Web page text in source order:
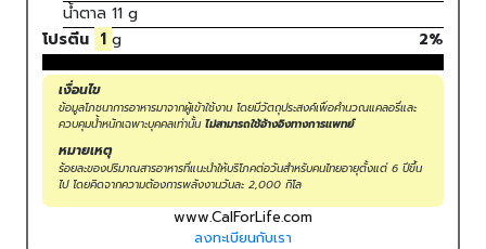
น้ำตาล 11 g
โปรตีน 1 g 2%
เงื่อนไข
ข้อมูลโภชนาการอาหารมาจากผู้เข้าใช้งาน โดยมีวัตถุประสงค์เพื่อคำนวณแคลอรี่และ
ควบคุมน้ำหนักเฉพาะบุคคลเท่านั้น ไม่สามารถใช้อ้างอิงทางการแพทย์
หมายเหตุ
ร้อยละของปริมาณสารอาหารที่แนะนำให้บริโภคต่อวันสำหรับคนไทยอายุตั้งแต่ 6 ปีขึ้น
ไป โดยคิดจากความต้องการพลังงานวันละ 2,000 กิโล
www.CalForLife.com
ลงทะเบียนกับเรา